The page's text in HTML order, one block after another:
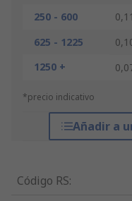
250 - 600
625 - 1225
1250 +
*precio indicativo
Añadir a
Código RS: